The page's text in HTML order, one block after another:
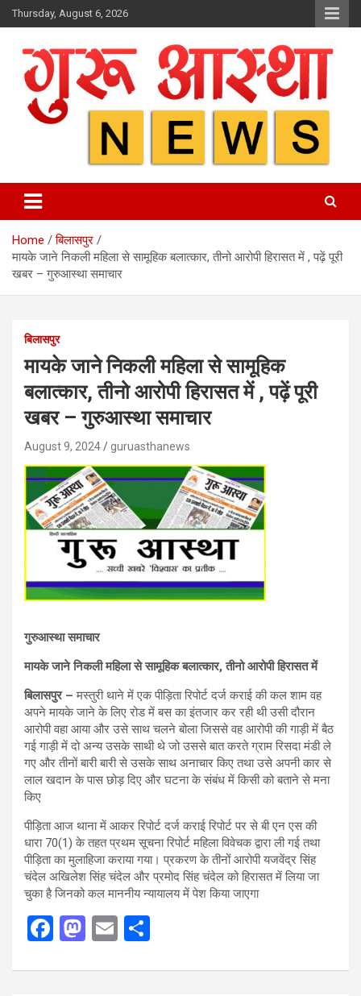
Skip
to
Thursday, August 6, 2026
Home
बिलासपुर
मायके जाने निकली महिला से सामूहिक बलात्कार, तीनो आरोपी हिरासत में , पढ़ें पूरी
खबर – गुरुआस्था समाचार
बिलासपुर
मायके जाने निकली महिला से सामूहिक
बलात्कार, तीनो आरोपी हिरासत में , पढ़ें पूरी
खबर – गुरुआस्था समाचार
August 9, 2024 guruasthanews
गुरुआस्था समाचार
मायके जाने निकली महिला से सामूहिक बलात्कार, तीनो आरोपी हिरासत में
बिलासपुर – मस्तुरी थाने में एक पीड़िता रिपोर्ट दर्ज कराई की कल शाम वह
अपने मायके जाने के लिए रोड में बस का इंतजार कर रही थी उसी दौरान
आरोपी वहा आया और उसे साथ चलने बोला जिससे वह आरोपी की गाड़ी में बैठ
गई गाड़ी में दो अन्य उसके साथी थे जो उससे बात करते ग्राम रिसदा मंडी ले
गए और तीनों बारी बारी से उसके साथ अनाचार किए तथा उसे अपनी कार से
लाल खदान के पास छोड़ दिए और घटना के संबंध में किसी को बताने से मना
किए
पीड़िता आज थाना में आकर रिपोर्ट दर्ज कराई रिपोर्ट पर से बी एन एस की
धारा 70(1) के तहत प्रथम सूचना रिपोर्ट महिला विवेचक द्वारा ली गई तथा
पीड़िता का मुलाहिजा कराया गया। प्रकरण के तीनों आरोपी यजवेंद्र सिंह
चंदेल अखिलेश सिंह चंदेल और प्रमोद सिंह चंदेल को हिरासत में लिया जा
चुका है जिनको कल माननीय न्यायालय में पेश किया जाएगा
F
ce
M
st
E
ail ar